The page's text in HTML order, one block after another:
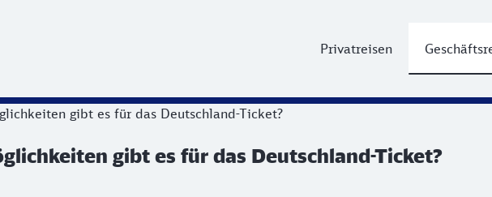
Privatreisen
gibt es für das Deutschland-Ticket?
gibt es für das Deutschland-Ticket?